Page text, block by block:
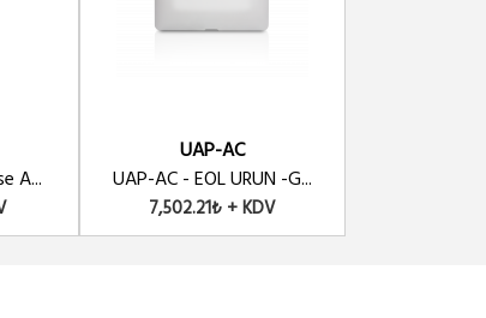
A...
UAP-AC
UAP-AC - EOL URUN -G...
7,502.21₺ + KDV